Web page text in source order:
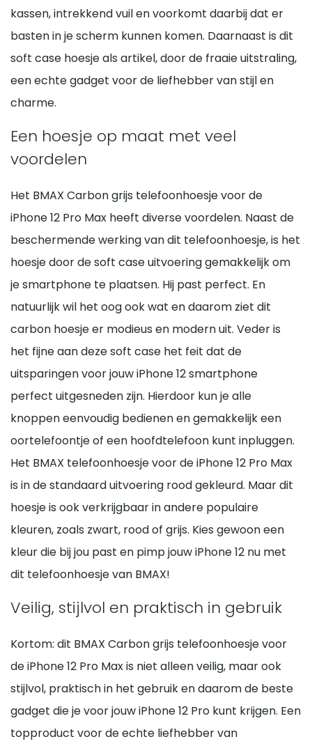
kassen, intrekkend vuil en voorkomt daarbij dat er
basten in je scherm kunnen komen. Daarnaast is dit
soft case hoesje als artikel, door de fraaie uitstraling,
een echte gadget voor de liefhebber van stijl en
charme.
Een hoesje op maat met veel
voordelen
Het BMAX Carbon grijs telefoonhoesje voor de
iPhone 12 Pro Max heeft diverse voordelen. Naast de
beschermende werking van dit telefoonhoesje, is het
hoesje door de soft case uitvoering gemakkelijk om
je smartphone te plaatsen. Hij past perfect. En
natuurlijk wil het oog ook wat en daarom ziet dit
carbon hoesje er modieus en modern uit. Veder is
het fijne aan deze soft case het feit dat de
uitsparingen voor jouw iPhone 12 smartphone
perfect uitgesneden zijn. Hierdoor kun je alle
knoppen eenvoudig bedienen en gemakkelijk een
oortelefoontje of een hoofdtelefoon kunt inpluggen.
Het BMAX telefoonhoesje voor de iPhone 12 Pro Max
is in de standaard uitvoering rood gekleurd. Maar dit
hoesje is ook verkrijgbaar in andere populaire
kleuren, zoals zwart, rood of grijs. Kies gewoon een
kleur die bij jou past en pimp jouw iPhone 12 nu met
dit telefoonhoesje van BMAX!
Veilig, stijlvol en praktisch in gebruik
Kortom: dit BMAX Carbon grijs telefoonhoesje voor
de iPhone 12 Pro Max is niet alleen veilig, maar ook
stijlvol, praktisch in het gebruik en daarom de beste
gadget die je voor jouw iPhone 12 Pro kunt krijgen. Een
topproduct voor de echte liefhebber van